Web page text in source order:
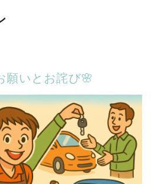
願いとお詫び🌸